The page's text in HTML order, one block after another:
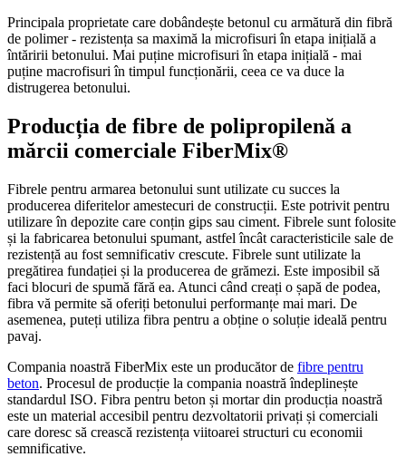
Principala proprietate care dobândește betonul cu armătură din fibră
de polimer - rezistența sa maximă la microfisuri în etapa inițială a
întăririi betonului. Mai puține microfisuri în etapa inițială - mai
puține macrofisuri în timpul funcționării, ceea ce va duce la
distrugerea betonului.
Producția de fibre de polipropilenă a
mărcii comerciale FiberMix®
Fibrele pentru armarea betonului sunt utilizate cu succes la
producerea diferitelor amestecuri de construcții. Este potrivit pentru
utilizare în depozite care conțin gips sau ciment. Fibrele sunt folosite
și la fabricarea betonului spumant, astfel încât caracteristicile sale de
rezistență au fost semnificativ crescute. Fibrele sunt utilizate la
pregătirea fundației și la producerea de grămezi. Este imposibil să
faci blocuri de spumă fără ea. Atunci când creați o șapă de podea,
fibra vă permite să oferiți betonului performanțe mai mari. De
asemenea, puteți utiliza fibra pentru a obține o soluție ideală pentru
pavaj.
Compania noastră FiberMix este un producător de fibre pentru
beton. Procesul de producție la compania noastră îndeplinește
standardul ISO. Fibra pentru beton și mortar din producția noastră
este un material accesibil pentru dezvoltatorii privați și comerciali
care doresc să crească rezistența viitoarei structuri cu economii
semnificative.